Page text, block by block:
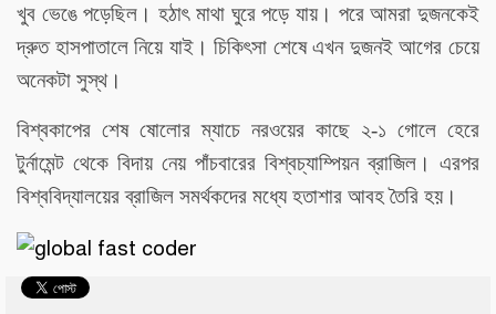
খুব ভেঙে পড়েছিল। হঠাৎ মাথা ঘুরে পড়ে যায়। পরে আমরা দুজনকেই
দ্রুত হাসপাতালে নিয়ে যাই। চিকিৎসা শেষে এখন দুজনই আগের চেয়ে
অনেকটা সুস্থ।
বিশ্বকাপের শেষ ষোলোর ম্যাচে নরওয়ের কাছে ২-১ গোলে হেরে
টুর্নামেন্ট থেকে বিদায় নেয় পাঁচবারের বিশ্বচ্যাম্পিয়ন ব্রাজিল। এরপর
বিশ্ববিদ্যালয়ের ব্রাজিল সমর্থকদের মধ্যে হতাশার আবহ তৈরি হয়।